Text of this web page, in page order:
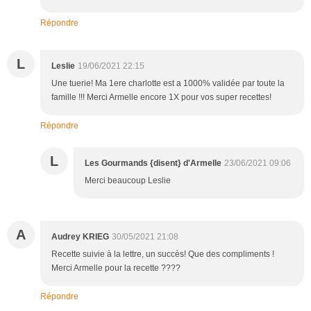
Répondre
L Leslie 19/06/2021 22:15
Une tuerie! Ma 1ere charlotte est a 1000% validée par toute la
famille !!! Merci Armelle encore 1X pour vos super recettes!
Répondre
L Les Gourmands {disent} d'Armelle 23/06/2021 09:06
Merci beaucoup Leslie
A Audrey KRIEG 30/05/2021 21:08
Recette suivie à la lettre, un succès! Que des compliments !
Merci Armelle pour la recette ????
Répondre